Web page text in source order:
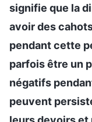
signifie que la
avoir des
pendant cette
parfois être un
négatifs
peuvent